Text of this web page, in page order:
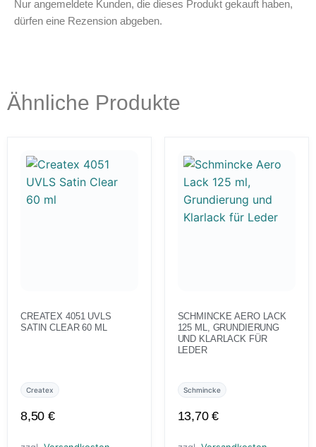
Nur angemeldete Kunden, die dieses Produkt gekauft haben,
dürfen eine Rezension abgeben.
Ähnliche Produkte
CREATEX 4051 UVLS
SATIN CLEAR 60 ML
Createx
8,50€
SCHMINCKE AERO LACK
125 ML, GRUNDIERUNG
UND KLARLACK FÜR
LEDER
Schmincke
13,70€